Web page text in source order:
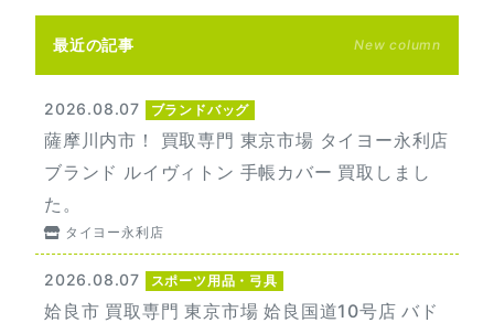
最近の記事 New column
2026.08.07 ブランドバッグ
薩摩川内市！ 買取専門 東京市場 タイヨー永利店
ブランド ルイヴィトン 手帳カバー 買取しまし
た。
タイヨー永利店
2026.08.07 スポーツ用品・弓具
姶良市 買取専門 東京市場 姶良国道10号店 バド